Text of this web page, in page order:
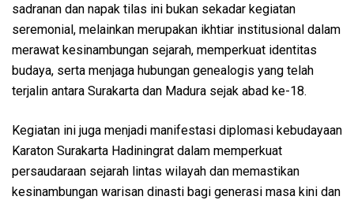
sadranan dan napak tilas ini bukan sekadar kegiatan
seremonial, melainkan merupakan ikhtiar institusional dalam
merawat kesinambungan sejarah, memperkuat identitas
budaya, serta menjaga hubungan genealogis yang telah
terjalin antara Surakarta dan Madura sejak abad ke-18.
Kegiatan ini juga menjadi manifestasi diplomasi kebudayaan
Karaton Surakarta Hadiningrat dalam memperkuat
persaudaraan sejarah lintas wilayah dan memastikan
kesinambungan warisan dinasti bagi generasi masa kini dan